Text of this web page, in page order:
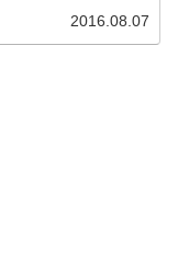
2016.08.07